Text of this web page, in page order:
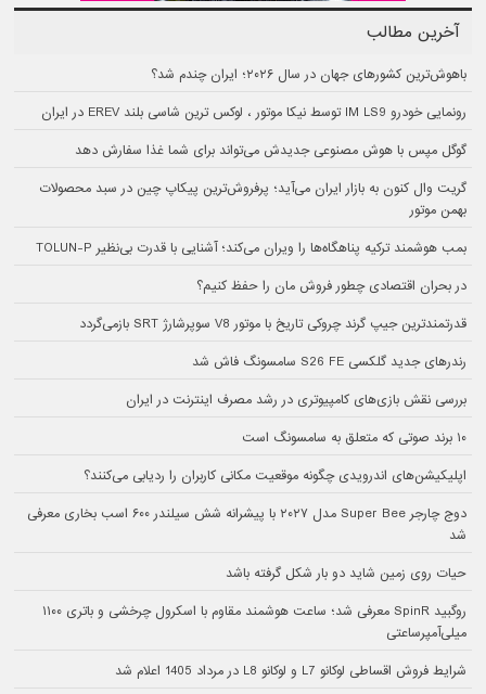
آخرین مطالب
باهوش‌ترین کشورهای جهان در سال ۲۰۲۶؛ ایران چندم شد؟
رونمایی خودرو IM LS9 توسط نیکا موتور ، لوکس ترین شاسی بلند EREV در ایران
گوگل مپس با هوش مصنوعی جدیدش می‌تواند برای شما غذا سفارش دهد
گریت وال کنون به بازار ایران می‌آید؛ پرفروش‌ترین پیکاپ چین در سبد محصولات
بهمن موتور
بمب هوشمند ترکیه پناهگاه‌ها را ویران می‌کند؛ آشنایی با قدرت بی‌نظیر TOLUN-P
در بحران اقتصادی چطور فروش مان را حفظ کنیم؟
قدرتمندترین جیپ گرند چروکی تاریخ با موتور V8 سوپرشارژ SRT بازمی‌گردد
رندرهای جدید گلکسی S26 FE سامسونگ فاش شد
بررسی نقش بازی‌های کامپیوتری در رشد مصرف اینترنت در ایران
۱۰ برند صوتی که متعلق به سامسونگ است
اپلیکیشن‌های اندرویدی چگونه موقعیت مکانی کاربران را ردیابی می‌کنند؟
دوج چارجر Super Bee مدل ۲۰۲۷ با پیشرانه شش سیلندر ۶۰۰ اسب بخاری معرفی
شد
حیات روی زمین شاید دو بار شکل گرفته باشد
روگبید SpinR معرفی شد؛ ساعت هوشمند مقاوم با اسکرول چرخشی و باتری ۱۱۰۰
میلی‌آمپرساعتی
شرایط فروش اقساطی لوکانو L7 و لوکانو L8 در مرداد 1405 اعلام شد